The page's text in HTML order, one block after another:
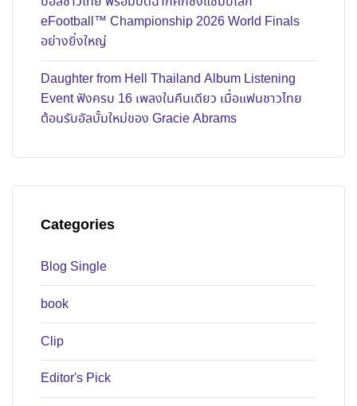
eFootball™ Championship 2026 World Finals
อย่างยิ่งใหญ่
Daughter from Hell Thailand Album Listening
Event ฟังครบ 16 เพลงในคืนเดียว เมื่อแฟนชาวไทย
ต้อนรับอัลบั้มใหม่ของ Gracie Abrams
Categories
Blog Single
book
Clip
Editor's Pick